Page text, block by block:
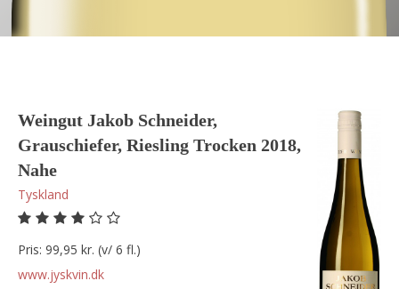
Weingut Jakob Schneider,
Grauschiefer, Riesling Trocken 2018,
Nahe
Tyskland
Pris: 99,95 kr. (v/ 6 fl.)
www.jyskvin.dk